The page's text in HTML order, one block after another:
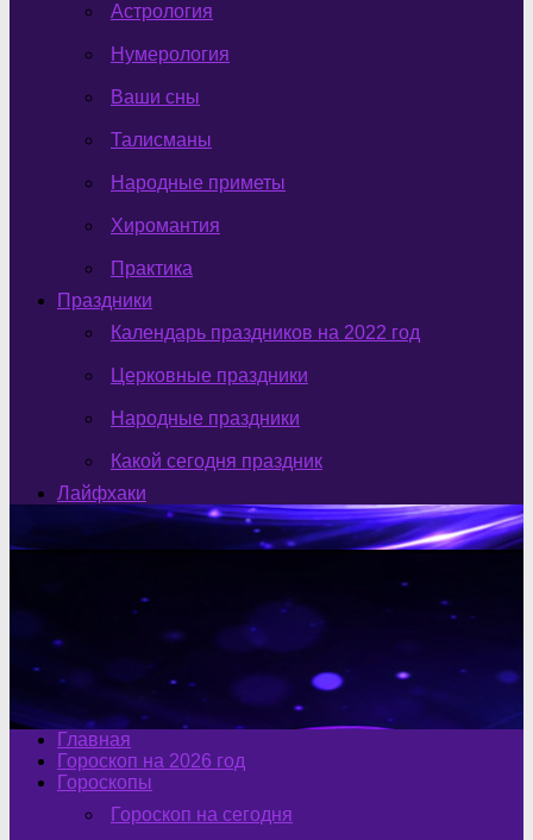
Астрология
Нумерология
Ваши сны
Талисманы
Народные приметы
Хиромантия
Практика
Праздники
Календарь праздников на 2022 год
Церковные праздники
Народные праздники
Какой сегодня праздник
Лайфхаки
Главная
Гороскоп на 2026 год
Гороскопы
Гороскоп на сегодня